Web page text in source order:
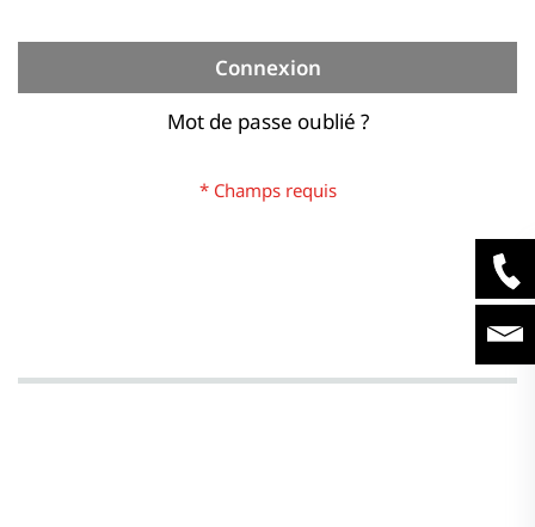
Connexion
Mot de passe oublié ?